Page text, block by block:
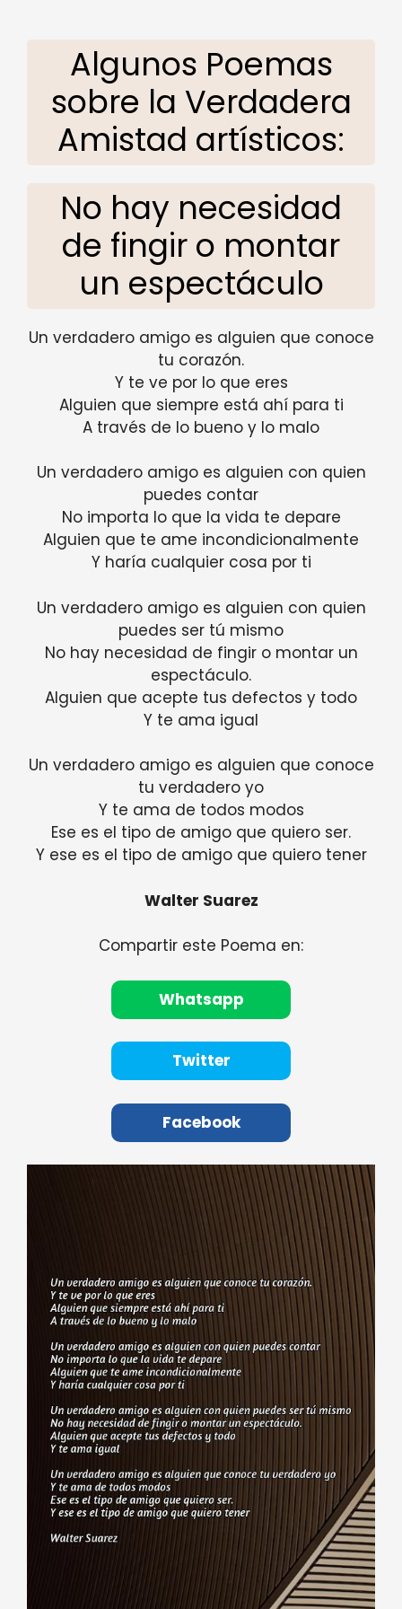
Algunos Poemas
sobre la Verdadera
Amistad artísticos:
No hay necesidad
de fingir o montar
un espectáculo
Un verdadero amigo es alguien que conoce
tu corazón.
Y te ve por lo que eres
Alguien que siempre está ahí para ti
A través de lo bueno y lo malo
Un verdadero amigo es alguien con quien
puedes contar
No importa lo que la vida te depare
Alguien que te ame incondicionalmente
Y haría cualquier cosa por ti
Un verdadero amigo es alguien con quien
puedes ser tú mismo
No hay necesidad de fingir o montar un
espectáculo.
Alguien que acepte tus defectos y todo
Y te ama igual
Un verdadero amigo es alguien que conoce
tu verdadero yo
Y te ama de todos modos
Ese es el tipo de amigo que quiero ser.
Y ese es el tipo de amigo que quiero tener
Walter Suarez
Compartir este Poema en:
Whatsapp
Twitter
Facebook